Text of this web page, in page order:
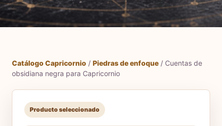
Catálogo Capricornio / Piedras de enfoque / Cuentas de
obsidiana negra para Capricornio
Producto seleccionado